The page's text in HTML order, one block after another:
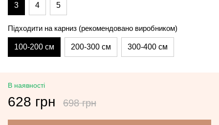
3 4 5
Підходити на карниз (рекомендовано виробником)
100-200 см 200-300 см 300-400 см
В наявності
628 грн 698 грн